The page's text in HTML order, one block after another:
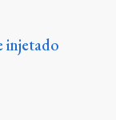
injetado